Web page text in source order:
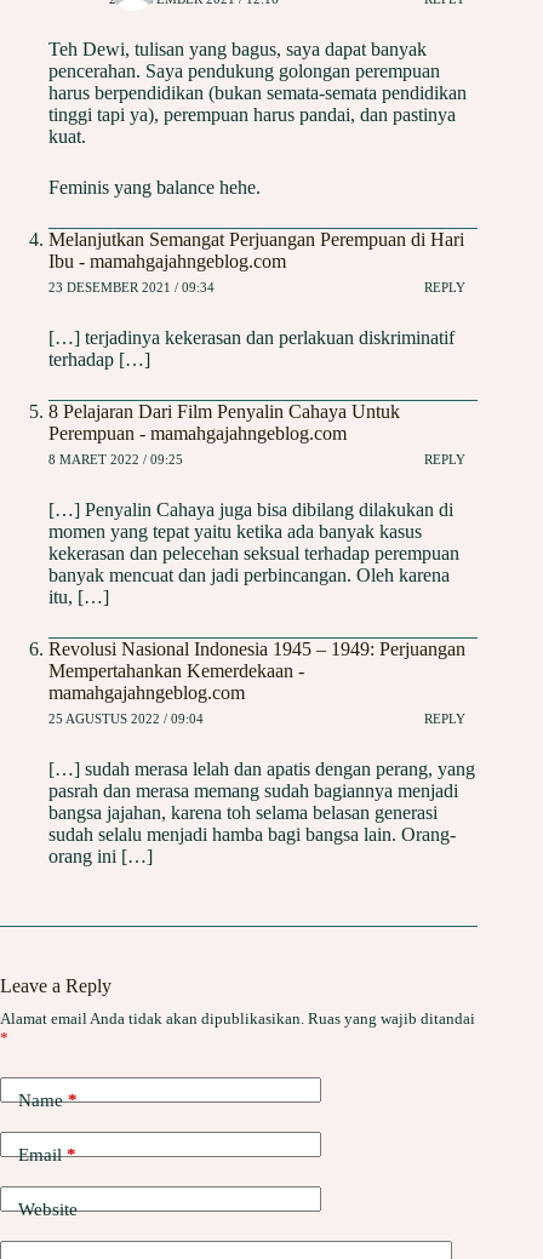
Teh Dewi, tulisan yang bagus, saya dapat banyak
pencerahan. Saya pendukung golongan perempuan
harus berpendidikan (bukan semata-semata pendidikan
tinggi tapi ya), perempuan harus pandai, dan pastinya
kuat.
Feminis yang balance hehe.
Melanjutkan Semangat Perjuangan Perempuan di Hari
Ibu - mamahgajahngeblog.com
23 DESEMBER 2021 / 09:34 REPLY
[…] terjadinya kekerasan dan perlakuan diskriminatif
terhadap […]
8 Pelajaran Dari Film Penyalin Cahaya Untuk
Perempuan - mamahgajahngeblog.com
8 MARET 2022 / 09:25 REPLY
[…] Penyalin Cahaya juga bisa dibilang dilakukan di
momen yang tepat yaitu ketika ada banyak kasus
kekerasan dan pelecehan seksual terhadap perempuan
banyak mencuat dan jadi perbincangan. Oleh karena
itu, […]
Revolusi Nasional Indonesia 1945 – 1949: Perjuangan
Mempertahankan Kemerdekaan -
mamahgajahngeblog.com
25 AGUSTUS 2022 / 09:04 REPLY
[…] sudah merasa lelah dan apatis dengan perang, yang
pasrah dan merasa memang sudah bagiannya menjadi
bangsa jajahan, karena toh selama belasan generasi
sudah selalu menjadi hamba bagi bangsa lain. Orang-
orang ini […]
Leave a Reply
Alamat email Anda tidak akan dipublikasikan. Ruas yang wajib ditandai
*
Name*
Email*
Website